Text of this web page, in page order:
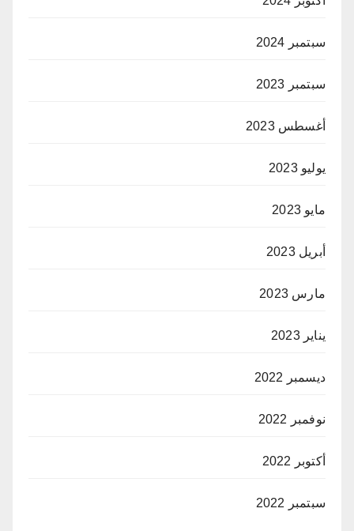
سبتمبر 2024
سبتمبر 2023
أغسطس 2023
يوليو 2023
مايو 2023
أبريل 2023
مارس 2023
يناير 2023
ديسمبر 2022
نوفمبر 2022
أكتوبر 2022
سبتمبر 2022